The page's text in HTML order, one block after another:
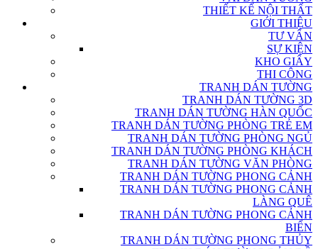
THIẾT KẾ NỘI THẤT
GIỚI THIỆU
TƯ VẤN
SỰ KIỆN
KHO GIẤY
THI CÔNG
TRANH DÁN TƯỜNG
TRANH DÁN TƯỜNG 3D
TRANH DÁN TƯỜNG HÀN QUỐC
TRANH DÁN TƯỜNG PHÒNG TRẺ EM
TRANH DÁN TƯỜNG PHÒNG NGỦ
TRANH DÁN TƯỜNG PHÒNG KHÁCH
TRANH DÁN TƯỜNG VĂN PHÒNG
TRANH DÁN TƯỜNG PHONG CẢNH
TRANH DÁN TƯỜNG PHONG CẢNH
LÀNG QUÊ
TRANH DÁN TƯỜNG PHONG CẢNH
BIỂN
TRANH DÁN TƯỜNG PHONG THỦY